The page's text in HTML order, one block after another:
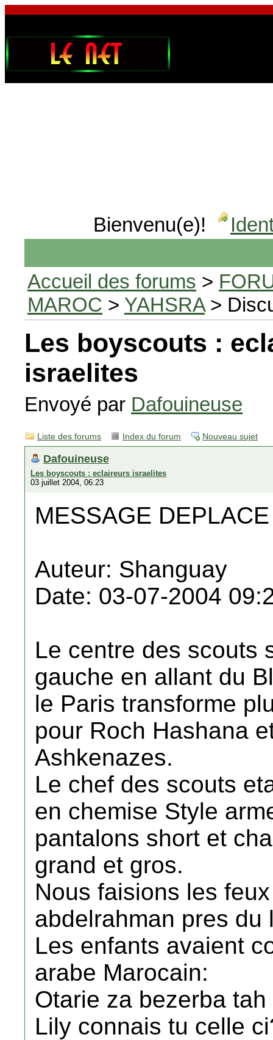
Bienvenu(e)!
Accueil des forums >
MAROC > YAHSRA>
Les boyscouts :
israelites
Envoyé par Dafouineuse
Liste des forums Index du forum Nouveau sujet
Dafouineuse
Les boyscouts : eclaireurs israelites
03 juillet 2004, 06:23
MESSAGE DEPLACE
Auteur: Shanguay
Date: 03-07-2004
Le centre des scouts
gauche en allant du
le Paris transforme
pour Roch Hashana
Ashkenazes.
Le chef des scouts
en chemise Style
pantalons short et
grand et gros.
Nous faisions les
abdelrahman pres du
Les enfants avaient
arabe Marocain:
Otarie za bezerba
Lily connais tu celle